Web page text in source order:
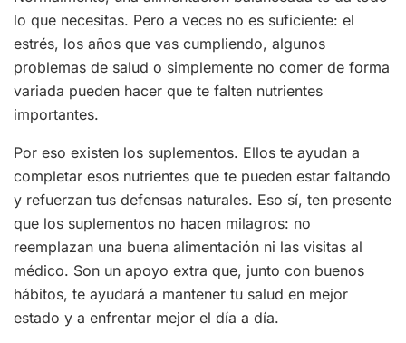
lo que necesitas. Pero a veces no es suficiente: el
estrés, los años que vas cumpliendo, algunos
problemas de salud o simplemente no comer de forma
variada pueden hacer que te falten nutrientes
importantes.
Por eso existen los suplementos. Ellos te ayudan a
completar esos nutrientes que te pueden estar faltando
y refuerzan tus defensas naturales. Eso sí, ten presente
que los suplementos no hacen milagros: no
reemplazan una buena alimentación ni las visitas al
médico. Son un apoyo extra que, junto con buenos
hábitos, te ayudará a mantener tu salud en mejor
estado y a enfrentar mejor el día a día.